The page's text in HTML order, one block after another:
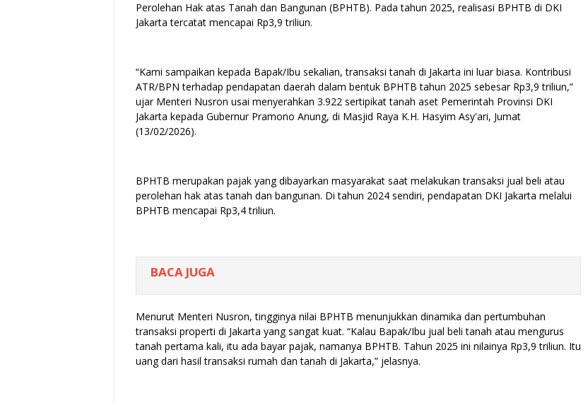
Perolehan Hak atas Tanah dan Bangunan (BPHTB). Pada tahun 2025, realisasi BPHTB di DKI
Jakarta tercatat mencapai Rp3,9 triliun.
“Kami sampaikan kepada Bapak/Ibu sekalian, transaksi tanah di Jakarta ini luar biasa. Kontribusi
ATR/BPN terhadap pendapatan daerah dalam bentuk BPHTB tahun 2025 sebesar Rp3,9 triliun,”
ujar Menteri Nusron usai menyerahkan 3.922 sertipikat tanah aset Pemerintah Provinsi DKI
Jakarta kepada Gubernur Pramono Anung, di Masjid Raya K.H. Hasyim Asy'ari, Jumat
(13/02/2026).
BPHTB merupakan pajak yang dibayarkan masyarakat saat melakukan transaksi jual beli atau
perolehan hak atas tanah dan bangunan. Di tahun 2024 sendiri, pendapatan DKI Jakarta melalui
BPHTB mencapai Rp3,4 triliun.
BACA JUGA
Menurut Menteri Nusron, tingginya nilai BPHTB menunjukkan dinamika dan pertumbuhan
transaksi properti di Jakarta yang sangat kuat. “Kalau Bapak/Ibu jual beli tanah atau mengurus
tanah pertama kali, itu ada bayar pajak, namanya BPHTB. Tahun 2025 ini nilainya Rp3,9 triliun. Itu
uang dari hasil transaksi rumah dan tanah di Jakarta,” jelasnya.